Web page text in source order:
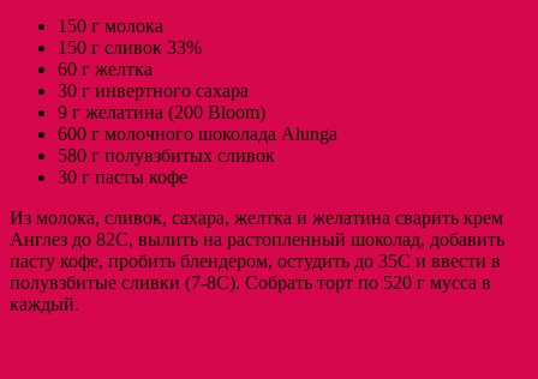
150 г молока
150 г сливок 33%
60 г желтка
30 г инвертного сахара
9 г желатина (200 Bloom)
600 г молочного шоколада Alunga
580 г полувзбитых сливок
30 г пасты кофе
Из молока, сливок, сахара, желтка и желатина сварить крем
Англез до 82С, вылить на растопленный шоколад, добавить
пасту кофе, пробить блендером, остудить до 35С и ввести в
полувзбитые сливки (7-8С). Собрать торт по 520 г мусса в
каждый.